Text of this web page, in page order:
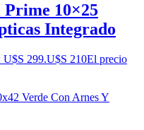
10×25
Integrado
U$S 299.U$S 210El precio